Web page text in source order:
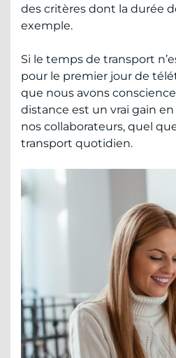
des critères dont la durée
exemple.
Si le temps de transport
pour le premier jour de
que nous avons
distance est un vrai gain
nos collaborateurs, quel
transport quotidien.